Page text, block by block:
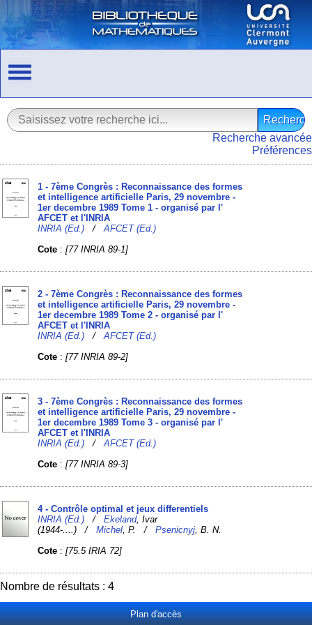
Recherche avancée
Préférences
1 - 7ème Congrès : Reconnaissance des formes
et intelligence artificielle Paris, 29 novembre -
1er decembre 1989 Tome 1 - organisé par l'
AFCET et l'INRIA
INRIA (Ed.) /AFCET (Ed.)
Cote :[77 INRIA 89-1]
2 - 7ème Congrès : Reconnaissance des formes
et intelligence artificielle Paris, 29 novembre -
1er decembre 1989 Tome 2 - organisé par l'
AFCET et l'INRIA
INRIA (Ed.) /AFCET (Ed.)
Cote :[77 INRIA 89-2]
3 - 7ème Congrès : Reconnaissance des formes
et intelligence artificielle Paris, 29 novembre -
1er decembre 1989 Tome 3 - organisé par l'
AFCET et l'INRIA
INRIA (Ed.) /AFCET (Ed.)
Cote :[77 INRIA 89-3]
4 - Contrôle optimal et jeux differentiels
INRIA (Ed.) /Ekeland, Ivar
(1944-....) /Michel , P. /Psenicnyj , B. N.
Cote :[75.5 IRIA 72]
Nombre de résultats : 4
Plan d'accès